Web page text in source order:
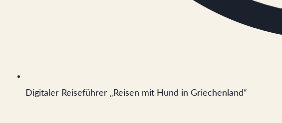
Digitaler Reiseführer „Reisen mit Hund in Griechenland“